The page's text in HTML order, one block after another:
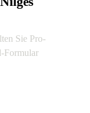
Sie Pro-
Formular